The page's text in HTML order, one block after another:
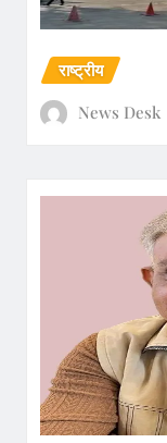
राष्ट्रीय
News Desk